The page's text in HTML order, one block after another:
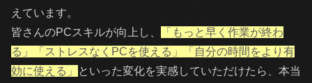
えています。
皆さんのPCスキルが向上し、
「もっと早く作業が終わ
る」「ストレスなくPCを使える」「自分の時間をより有
効に使える」
といった変化を実感していただけたら、本当